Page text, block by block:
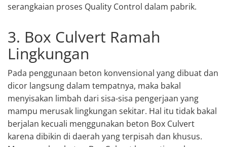
serangkaian proses Quality Control dalam pabrik.
3. Box Culvert Ramah
Lingkungan
Pada penggunaan beton konvensional yang dibuat dan
dicor langsung dalam tempatnya, maka bakal
menyisakan limbah dari sisa-sisa pengerjaan yang
mampu merusak lingkungan sekitar. Hal itu tidak bakal
berjalan kecuali menggunakan beton Box Culvert
karena dibikin di daerah yang terpisah dan khusus.